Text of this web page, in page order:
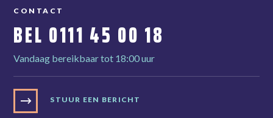
CONTACT
BEL 0111 45 00 18
Vandaag bereikbaar tot 18:00 uur
STUUR EEN BERICHT